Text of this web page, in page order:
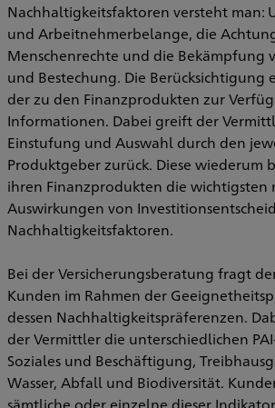
Nachhaltigkeitsfaktoren versteht man:
und Arbeitnehmerbelange, die
Menschenrechte und die Bekämpfung
und Bestechung. Die Berücksichtigung
der zu den Finanzprodukten zur
Informationen. Dabei greift der
Einstufung und Auswahl durch den
Produktgeber zurück. Diese wiederum
ihren Finanzprodukten die wichtigsten
Auswirkungen von
Nachhaltigkeitsfaktoren.
Bei der Versicherungsberatung fragt
Kunden im Rahmen der
dessen Nachhaltigkeitspräferenzen.
der Vermittler die unterschiedlichen
Soziales und Beschäftigung,
Wasser, Abfall und Biodiversität.
sämtliche oder einzelne dieser